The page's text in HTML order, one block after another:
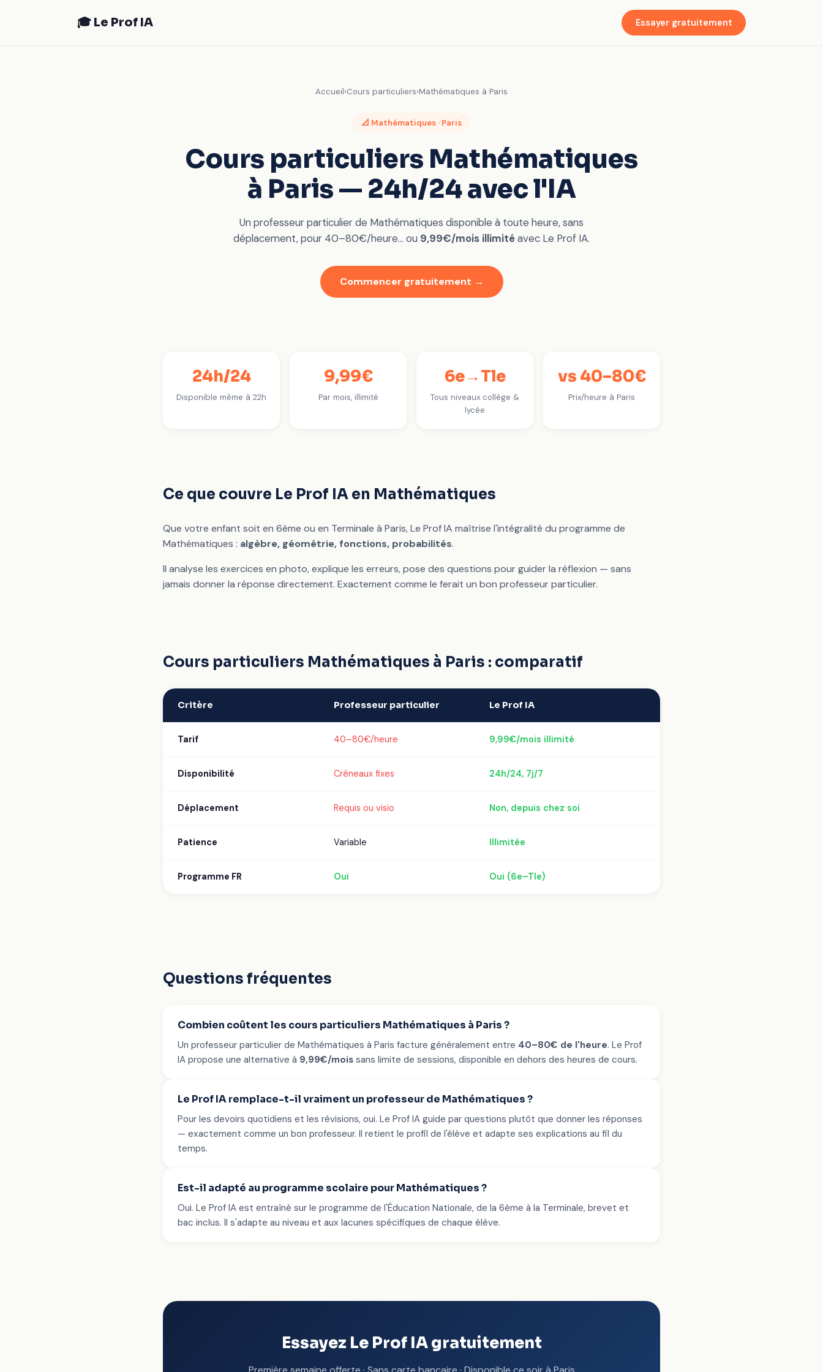
🎓 Le Prof IA Essayer gratuitement
Accueil›Cours particuliers›Mathématiques à Paris
📐 Mathématiques · Paris
Cours particuliers Mathématiques
à Paris — 24h/24 avec l'IA
Un professeur particulier de Mathématiques disponible à toute heure, sans
déplacement, pour 40–80€/heure… ou 9,99€/mois illimitéavec Le Prof IA.
Commencer gratuitement →
24h/24
Disponible même à 22h
9,99€
Par mois, illimité
6e→Tle
Tous niveaux collège &
lycée
vs 40–80€
Prix/heure à Paris
Ce que couvre Le Prof IA en Mathématiques
Que votre enfant soit en 6ème ou en Terminale à Paris, Le Prof IA maîtrise l'intégralité du programme de
Mathématiques : algèbre, géométrie, fonctions, probabilités.
Il analyse les exercices en photo, explique les erreurs, pose des questions pour guider la réflexion — sans
jamais donner la réponse directement. Exactement comme le ferait un bon professeur particulier.
Cours particuliers Mathématiques à Paris : comparatif
Critère Professeur particulier Le Prof IA
Tarif 40–80€/heure 9,99€/mois illimité
Disponibilité Créneaux fixes 24h/24, 7j/7
Déplacement Requis ou visio Non, depuis chez soi
Patience Variable Illimitée
Programme FR Oui Oui (6e–Tle)
Questions fréquentes
Combien coûtent les cours particuliers Mathématiques à Paris ?
Un professeur particulier de Mathématiques à Paris facture généralement entre 40–80€ de l'heure. Le Prof
IA propose une alternative à 9,99€/mois sans limite de sessions, disponible en dehors des heures de cours.
Le Prof IA remplace-t-il vraiment un professeur de Mathématiques ?
Pour les devoirs quotidiens et les révisions, oui. Le Prof IA guide par questions plutôt que donner les réponses
— exactement comme un bon professeur. Il retient le profil de l'élève et adapte ses explications au fil du
temps.
Est-il adapté au programme scolaire pour Mathématiques ?
Oui. Le Prof IA est entraîné sur le programme de l'Éducation Nationale, de la 6ème à la Terminale, brevet et
bac inclus. Il s'adapte au niveau et aux lacunes spécifiques de chaque élève.
Essayez Le Prof IA gratuitement